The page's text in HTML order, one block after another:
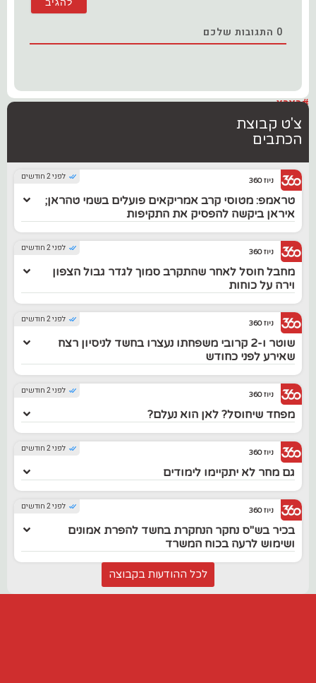
0 התגובות שלכם
#בארץ
צ'ט קבוצת
הכתבים
לפני 2 חודשים ניוז 360
טראמפ: מטוסי קרב אמריקאים פועלים בשמי טהראן;
איראן ביקשה להפסיק את התקיפות
לפני 2 חודשים ניוז 360
מחבל חוסל לאחר שהתקרב סמוך לגדר גבול הצפון
וירה על כוחות
לפני 2 חודשים ניוז 360
שוטר ו-2 קרובי משפחתו נעצרו בחשד לניסיון רצח
שאירע לפני כחודש
לפני 2 חודשים ניוז 360
מפחד שיחוסל? לאן הוא נעלם?
לפני 2 חודשים ניוז 360
גם מחר לא יתקיימו לימודים
לפני 2 חודשים ניוז 360
בכיר בש"ס נחקר הנחקרת בחשד להפרת אמונים
ושימוש לרעה בכוח המשרד
לכל ההודעות בקבוצה